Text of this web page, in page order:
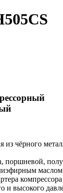
из чёрного
поршневой,
маслом
компрессора
и высокого